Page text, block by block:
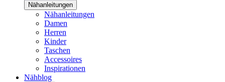
Nähanleitungen
Nähanleitungen
Damen
Herren
Kinder
Taschen
Accessoires
Inspirationen
Nähblog